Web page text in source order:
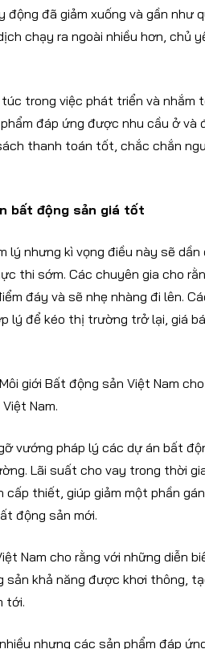
đã giảm xuống và gần như
chạy ra ngoài nhiều hơn, chủ
trong việc phát triển và nhắm
đáp ứng được nhu cầu ở
thanh toán tốt, chắc chắn
bất động sản giá tốt
lý nhưng kì vọng điều này sẽ
thi sớm. Các chuyên gia cho
đáy và sẽ nhẹ nhàng đi lên.
lý để kéo thị trường trở lại, giá
giới Bất động sản Việt Nam
Nam.
vướng pháp lý các dự án bất
Lãi suất cho vay trong thời
thiết, giúp giảm một phần
động sản mới.
Nam cho rằng với những diễn
khả năng được khơi thông,
tới.
nhưng các sản phẩm đáp